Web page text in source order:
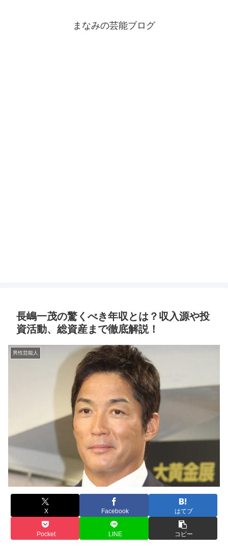
まなみの芸能ブログ
長嶋一茂の驚くべき年収とは？収入源や投
資活動、総資産まで徹底解説！
男性芸能人
X Facebook はてブ
Pocket LINE コピー